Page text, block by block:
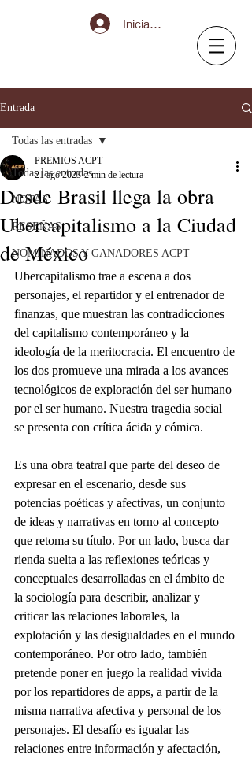
Iniciar sesión
Entrada
Todas las entradas
NOTAS
RESEÑAS
NOMINADOS Y GANADORES ACPT
Todas las entradas
Desde Brasil llega la obra
Ubercapitalismo a la Ciudad
de México
PREMIOS ACPT
21 ago 2023 2 min de lectura
Ubercapitalismo trae a escena a dos
personajes, el repartidor y el entrenador de
finanzas, que muestran las contradicciones
del capitalismo contemporáneo y la
ideología de la meritocracia. El encuentro de
los dos promueve una mirada a los avances
tecnológicos de exploración del ser humano
por el ser humano. Nuestra tragedia social
se presenta con crítica ácida y cómica.
Es una obra teatral que parte del deseo de
expresar en el escenario, desde sus
potencias poéticas y afectivas, un conjunto
de ideas y narrativas en torno al concepto
que retoma su título. Por un lado, busca dar
rienda suelta a las reflexiones teóricas y
conceptuales desarrolladas en el ámbito de
la sociología para describir, analizar y
criticar las relaciones laborales, la
explotación y las desigualdades en el mundo
contemporáneo. Por otro lado, también
pretende poner en juego la realidad vivida
por los repartidores de apps, a partir de la
misma narrativa afectiva y personal de los
personajes. El desafío es igualar las
relaciones entre información y afectación,